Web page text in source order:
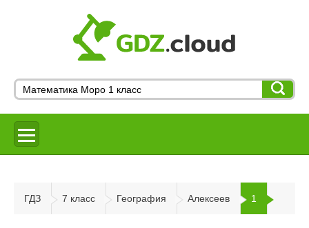
ГДЗ 7 класс География Алексеев 1